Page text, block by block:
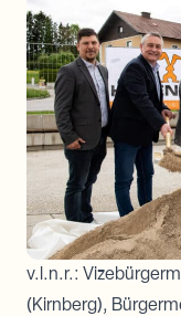
v.l.n.r.:
(Kirnberg),